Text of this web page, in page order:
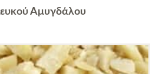
Αμυγδάλου